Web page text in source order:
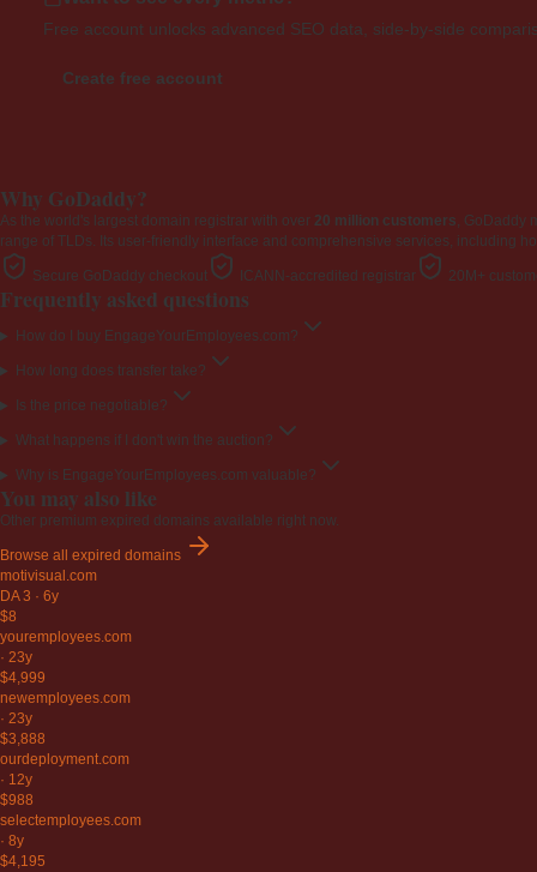
Free account unlocks advanced SEO data, side-by-side
Create free account
Why GoDaddy?
As the world's largest domain registrar with over 20 million customers, GoDaddy
range of TLDs. Its user-friendly interface and comprehensive services, including
Secure GoDaddy checkout ICANN-accredited registrar 20M+
Frequently asked questions
How do I buy EngageYourEmployees.com?
How long does transfer take?
Is the price negotiable?
What happens if I don't win the auction?
Why is EngageYourEmployees.com valuable?
You may also like
Other premium expired domains available right now.
Browse all expired domains
motivisual .com
DA 3 · 6y
$8
youremployees.com
· 23y
$4,999
newemployees.com
· 23y
$3,888
ourdeployment.com
· 12y
$988
selectemployees.com
· 8y
$4,195